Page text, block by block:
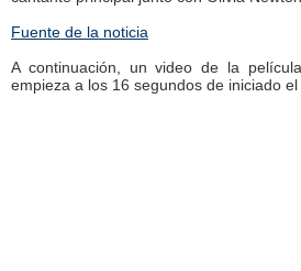
Fuente de la noticia
A continuación, un video de la
empieza a los 16 segundos de iniciado